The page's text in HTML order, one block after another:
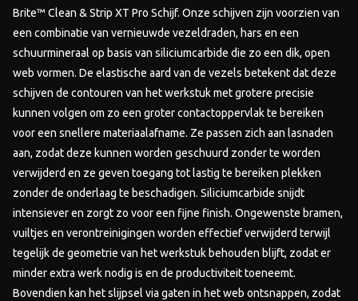
Brite™ Clean & Strip XT Pro Schijf. Onze schijven zijn voorzien van
een combinatie van vernieuwde vezeldraden, hars en een
schuurmineraal op basis van siliciumcarbide die zo een dik, open
web vormen. De elastische aard van de vezels betekent dat deze
schijven de contouren van het werkstuk met grotere precisie
kunnen volgen om zo een groter contactoppervlak te bereiken
voor een snellere materiaalafname. Ze passen zich aan lasnaden
aan, zodat deze kunnen worden geschuurd zonder te worden
verwijderd en ze geven toegang tot lastig te bereiken plekken
zonder de onderlaag te beschadigen. Siliciumcarbide snijdt
intensiever en zorgt zo voor een fijne finish. Ongewenste bramen,
vuiltjes en verontreinigingen worden effectief verwijderd terwijl
tegelijk de geometrie van het werkstuk behouden blijft, zodat er
minder extra werk nodig is en de productiviteit toeneemt.
Bovendien kan het slijpsel via gaten in het web ontsnappen, zodat